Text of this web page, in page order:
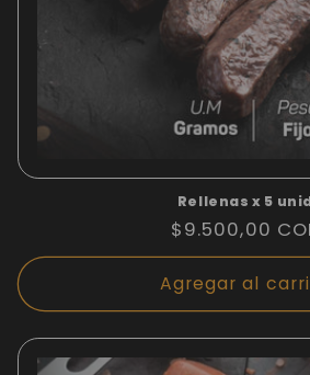
Rellenas x 5
Precio
habitual
$9.500,00
Agregar al